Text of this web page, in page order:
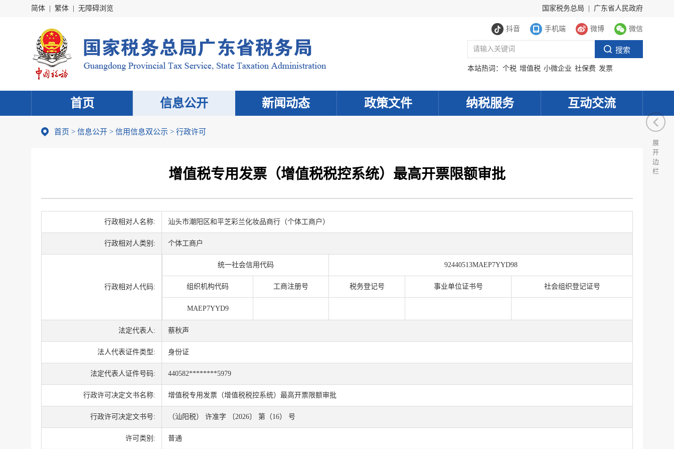
简体 繁体 无障碍浏览 国家税务总局 广东省人民政府
抖音 手机端 微博 微信
本站热词： 个税 增值税 小微企业 社保费 发票
首页 信息公开 新闻动态 政策文件 纳税服务 互动交流
首页 > 信息公开 > 信用信息双公示 > 行政许可
增值税专用发票（增值税税控系统）最高开票限额审批
行政相对人名称: 汕头市潮阳区和平芝彩兰化妆品商行（个体工商户）
行政相对人类别: 个体工商户
行政相对人代码:
统一社会信用代码 92440513MAEP7YYD98
组织机构代码 工商注册号 税务登记号 事业单位证书号 社会组织登记证号
MAEP7YYD9
法定代表人: 蔡秋声
法人代表证件类型: 身份证
法定代表人证件号码: 440582********5979
行政许可决定文书名称: 增值税专用发票（增值税税控系统）最高开票限额审批
行政许可决定文书号: （汕阳税） 许准字 〔2026〕 第（16） 号
许可类别: 普通
展
开
边
栏